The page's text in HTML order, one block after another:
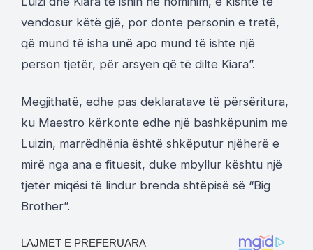
vendosur këtë gjë, por donte personin e tretë,
që mund të isha unë apo mund të ishte një
person tjetër, për arsyen që të dilte Kiara”.
Megjithatë, edhe pas deklaratave të përsëritura,
ku Maestro kërkonte edhe një bashkëpunim me
Luizin, marrëdhënia është shkëputur njëherë e
mirë nga ana e fituesit, duke mbyllur kështu një
tjetër miqësi të lindur brenda shtëpisë së “Big
Brother”.